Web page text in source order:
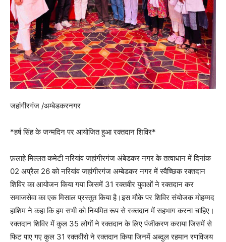
जहांगीरगंज /अम्बेडकरनगर
*हर्ष सिंह के जन्मदिन पर आयोजित हुआ रक्तदान शिविर*
फ़लाहे मिल्लत कमेटी नरियांव जहांगीरगंज अंबेडकर नगर के तत्वाधान में दिनांक
02 अप्रैल 26 को नरियांव जहांगीरगंज अम्बेडकर नगर में स्वैच्छिक रक्तदान
शिविर का आयोजन किया गया जिसमें 31 रक्तवीर युवाओं ने रक्तदान कर
समाजसेवा का एक मिसाल प्रस्तुत किया है।इस मौके पर शिविर संयोजक मोहम्मद
हाशिम ने कहा कि हम सभी को नियमित रूप से रक्तदान में सहभाग करना चाहिए।
रक्तदान शिविर में कुल 35 लोगों ने रक्तदान के लिए पंजीकरण कराया जिसमें से
फिट पाए गए कुल 31 रक्तवीरो ने रक्तदान किया जिनमें अब्दुल रहमान रणविजय